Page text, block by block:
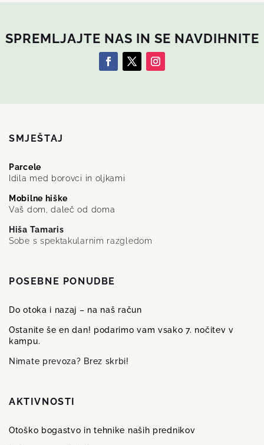
SPREMLJAJTE NAS IN SE NAVDIHNITE
SMJEŠTAJ
Parcele
Idila med borovci in oljkami
Mobilne hiške
Vaš dom, daleč od doma
Hiša Tamaris
Sobe s spektakularnim razgledom
POSEBNE PONUDBE
Do otoka i nazaj – na naš račun
Ostanite še en dan! podarimo vam vsako 7. nočitev v
kampu.
Nimate prevoza? Brez skrbi!
AKTIVNOSTI
Otoško bogastvo in tehnike naših prednikov